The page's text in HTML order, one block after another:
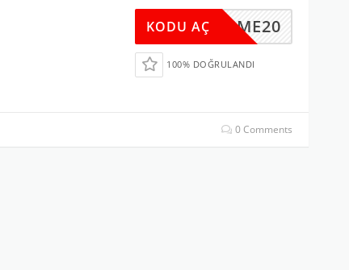
FRSME20
KODU AÇ
100% DOĞRULANDI
0 Comments